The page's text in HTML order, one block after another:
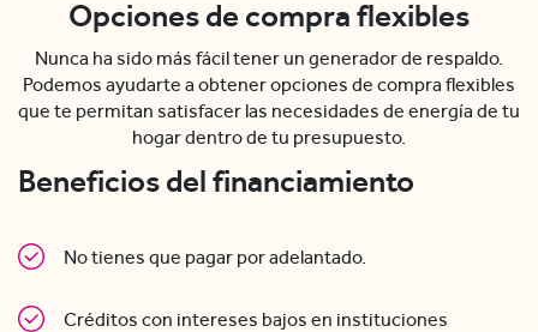
Opciones de compra flexibles
Nunca ha sido más fácil tener un generador de respaldo.
Podemos ayudarte a obtener opciones de compra flexibles
que te permitan satisfacer las necesidades de energía de tu
hogar dentro de tu presupuesto.
Beneficios del financiamiento
No tienes que pagar por adelantado.
Créditos con intereses bajos en instituciones